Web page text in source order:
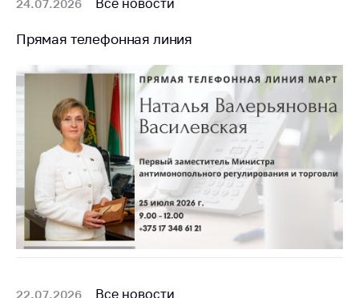
24.07.2026 Все новости
Прямая телефонная линия
22.07.2026 Все новости